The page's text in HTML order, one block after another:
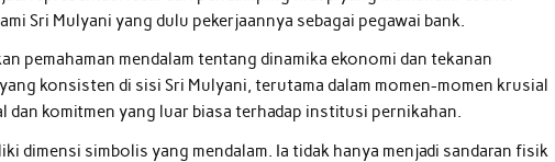
Sri Mulyani yang dulu pekerjaannya sebagai pegawai bank.
pemahaman mendalam tentang dinamika ekonomi dan tekanan
konsisten di sisi Sri Mulyani, terutama dalam momen-momen krusial
komitmen yang luar biasa terhadap institusi pernikahan.
dimensi simbolis yang mendalam. Ia tidak hanya menjadi sandaran fisik